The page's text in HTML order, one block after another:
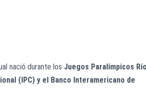
nació durante los Juegos Paralímpicos
(IPC) y el Banco Interamericano de